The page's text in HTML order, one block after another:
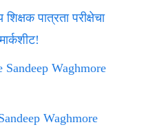
पात्रता परीक्षेचा
Waghmore
Waghmore